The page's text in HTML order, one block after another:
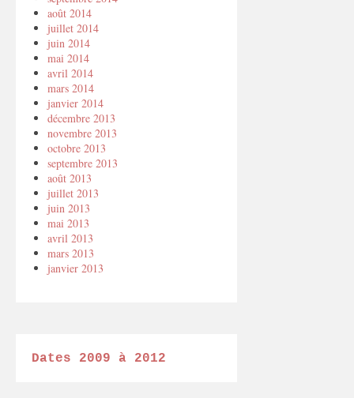
août 2014
juillet 2014
juin 2014
mai 2014
avril 2014
mars 2014
janvier 2014
décembre 2013
novembre 2013
octobre 2013
septembre 2013
août 2013
juillet 2013
juin 2013
mai 2013
avril 2013
mars 2013
janvier 2013
Dates 2009 à 2012